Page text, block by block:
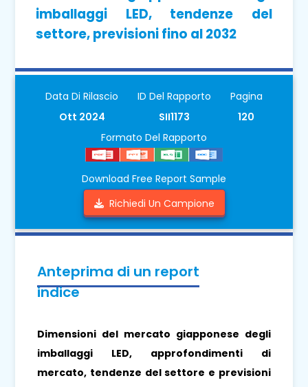
imballaggi LED, tendenze del
settore, previsioni fino al 2032
Data Di Rilascio
Ott 2024
ID Del Rapporto
SII1173
Pagina
120
Formato Del Rapporto
Download Free Report Sample
Richiedi Un Campione
Anteprima di un report
indice
Dimensioni del mercato giapponese degli
imballaggi LED, approfondimenti di
mercato, tendenze del settore e previsioni